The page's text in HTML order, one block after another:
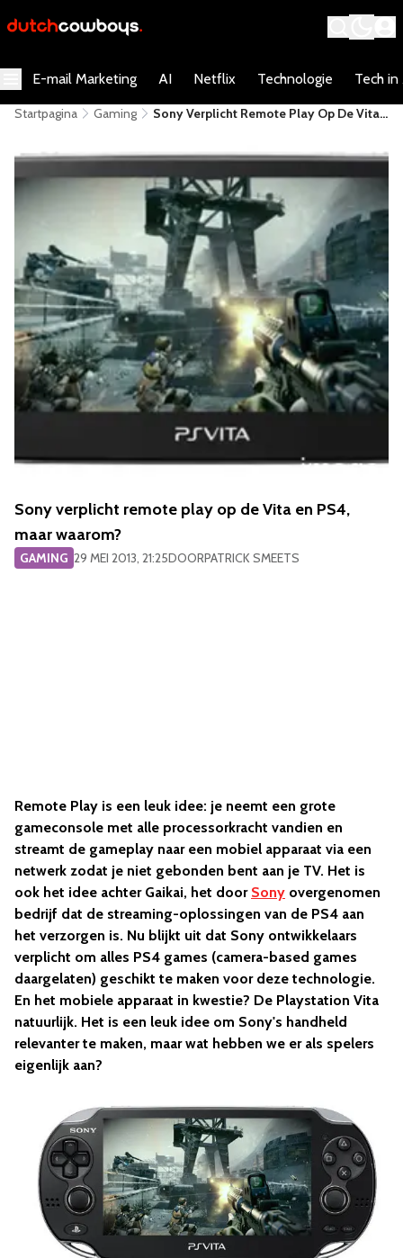
E-mail Marketing AI Netflix Technologie Tech in
Startpagina Gaming
Sony Verplicht Remote Play Op De Vita
Sony verplicht remote play op de Vita en PS4,
maar waarom?
GAMING 29 MEI 2013, 21:25DOORPATRICK SMEETS
Remote Play is een leuk idee: je neemt een grote
gameconsole met alle processorkracht vandien en
streamt de gameplay naar een mobiel apparaat via een
netwerk zodat je niet gebonden bent aan je TV. Het is
ook het idee achter Gaikai, het door Sony overgenomen
bedrijf dat de streaming-oplossingen van de PS4 aan
het verzorgen is. Nu blijkt uit dat Sony ontwikkelaars
verplicht om alles PS4 games (camera-based games
daargelaten) geschikt te maken voor deze technologie.
En het mobiele apparaat in kwestie? De Playstation Vita
natuurlijk. Het is een leuk idee om Sony's handheld
relevanter te maken, maar wat hebben we er als spelers
eigenlijk aan?